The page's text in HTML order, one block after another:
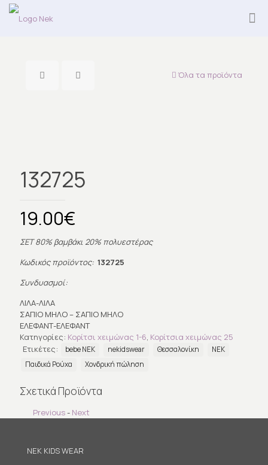
Όλα τα προϊόντα
132725
19.00€
ΣΕΤ 80% βαμβάκι 20% πολυεστέρας
Κωδικός προϊόντος: 132725
Συνδυασμοί:
ΛΙΛΑ-ΛΙΛΑ
ΣΑΠΙΟ ΜΗΛΟ – ΣΑΠΙΟ ΜΗΛΟ
ΕΛΕΦΑΝΤ-ΕΛΕΦΑΝΤ
Κατηγορίες: Κορίτσι χειμώνας 1-6, Κορίτσια χειμώνας 25
Ετικέτες:
bebe ΝΕΚ nekidswear Θεσσαλονίκη
ΝΕΚ
Παιδικά Ρούχα
Χονδρική πώληση
Σχετικά Προϊόντα
Previous- Next
NEK KIDS WEAR